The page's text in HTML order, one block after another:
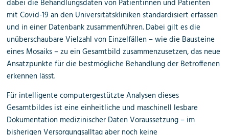
dabei die Behandlungsdaten von Patientinnen und Patienten
mit Covid-19 an den Universitätskliniken standardisiert erfassen
und in einer Datenbank zusammenführen. Dabei gilt es die
unüberschaubare Vielzahl von Einzelfällen – wie die Bausteine
eines Mosaiks – zu ein Gesamtbild zusammenzusetzen, das neue
Ansatzpunkte für die bestmögliche Behandlung der Betroffenen
erkennen lässt.
Für intelligente computergestützte Analysen dieses
Gesamtbildes ist eine einheitliche und maschinell lesbare
Dokumentation medizinischer Daten Voraussetzung – im
bisherigen Versorgungsalltag aber noch keine